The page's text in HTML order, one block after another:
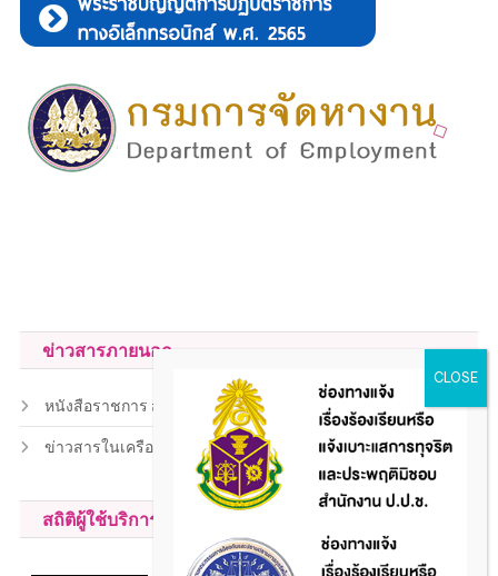
ข่าวสารภายนอก
หนังสือราชการ สถ.
ข่าวสารในเครือข่าย
สถิติผู้ใช้บริการ